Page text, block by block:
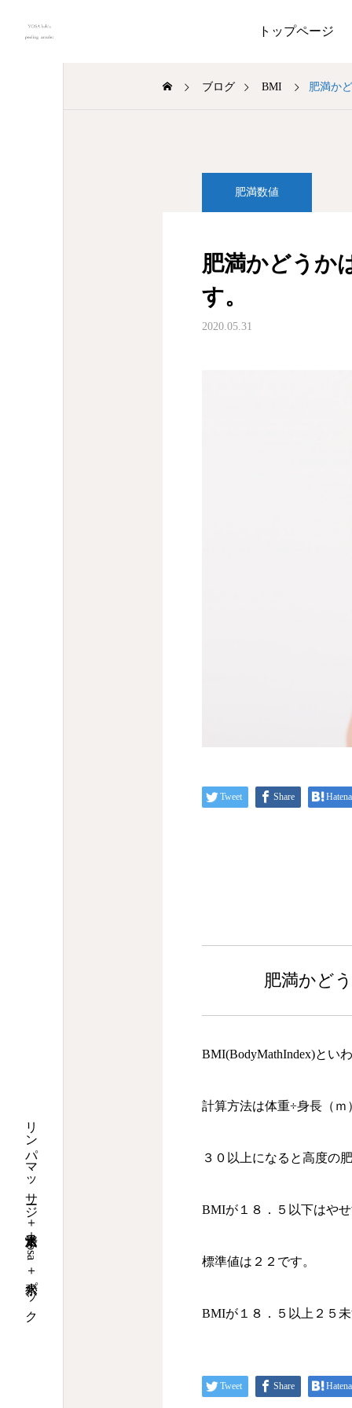
トップページ
リンパマッサージ＋水素足浴＋yosa＋水素パック
ブログ BMI 肥満か
肥満数値
肥満かどうか
す。
2020.05.31
Tweet Share Hatena
肥満かど
BMI(BodyMathIndex)とい
計算方法は体重÷身長（
３０以上になると高度の
BMIが１８．５以下はや
標準値は２２です。
BMIが１８．５以上２５
Tweet Share Hatena